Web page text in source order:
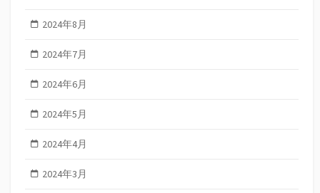
2024年8月
2024年7月
2024年6月
2024年5月
2024年4月
2024年3月